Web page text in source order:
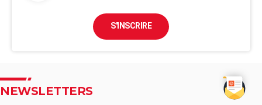
S'INSCRIRE
NEWSLETTERS